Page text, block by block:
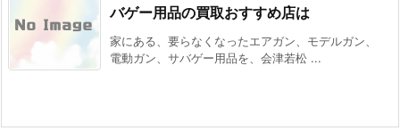
バゲー用品の買取おすすめ店は
家にある、要らなくなったエアガン、モデルガン、
電動ガン、サバゲー用品を、会津若松 ...